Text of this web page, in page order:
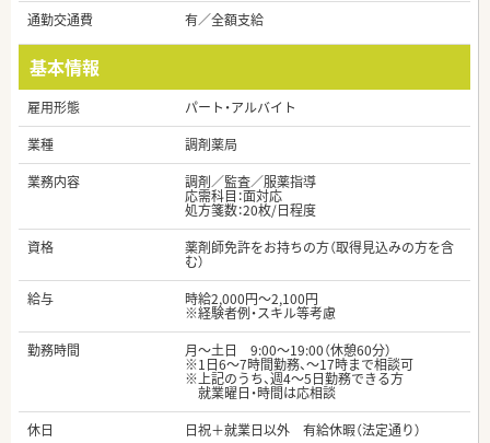
通勤交通費
有／全額支給
基本情報
雇用形態
パート・アルバイト
業種
調剤薬局
業務内容
調剤／監査／服薬指導
応需科目：面対応
処方箋数：20枚/日程度
資格
薬剤師免許をお持ちの方（取得見込みの方を含
む）
給与
時給2,000円～2,100円
※経験者例・スキル等考慮
勤務時間
月～土日 9:00〜19:00（休憩60分）
※1日6～7時間勤務、～17時まで相談可
※上記のうち、週4～5日勤務できる方
就業曜日・時間は応相談
休日
日祝＋就業日以外 有給休暇（法定通り）